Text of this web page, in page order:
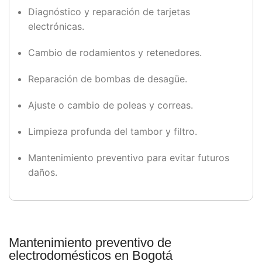
Diagnóstico y reparación de tarjetas
electrónicas.
Cambio de rodamientos y retenedores.
Reparación de bombas de desagüe.
Ajuste o cambio de poleas y correas.
Limpieza profunda del tambor y filtro.
Mantenimiento preventivo para evitar futuros
daños.
Mantenimiento preventivo de
electrodomésticos en Bogotá